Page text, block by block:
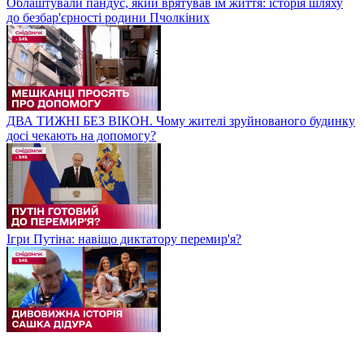
до безбар'єрності родини Пчолкіних
ДВА ТИЖНІ БЕЗ ВІКОН. Чому жителі зруйнованого будинку
досі чекають на допомогу?
Ігри Путіна: навіщо диктатору перемир'я?